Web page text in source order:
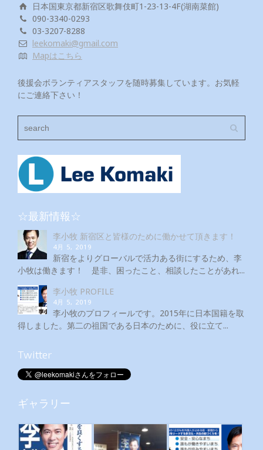
日本国東京都新宿区歌舞伎町1-23-13-4F(湖南菜館)
090-3340-0293
03-3207-8288
leekomaki@gmail.com
Mapはこちら
後援会ボランティアスタッフを随時募集しています。お気軽
にご連絡下さい！
☆最新情報☆
李小牧 新宿区と皆様のために働かせて頂きます！
4月 5, 2019
新宿をよりグローバルで活力ある街にするため、李
小牧は働きます！ 是非、困ったこと、相談したことがあれ...
李小牧 PROFILE
4月 5, 2019
李小牧のプロフィールです。2015年に日本国籍を取
得しました。第二の祖国である日本のために、役に立て...
Twitter
ギャラリー